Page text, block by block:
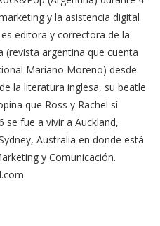
y la asistencia digital
editora y correctora de la
(revista argentina que cuenta
Mariano Moreno) desde
la literatura inglesa, su beatle
que Ross y Rachel sí
se fue a vivir a Auckland,
Australia en donde está
y Comunicación.